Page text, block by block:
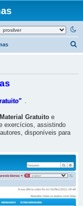
.
Material Gratuito e
exercícios, assistindo
disponíveis para